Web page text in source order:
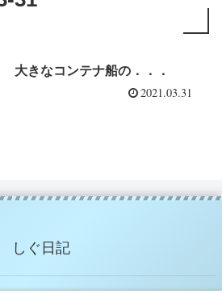
大きなコンテナ船の．．．
2021.03.31
しぐ日記